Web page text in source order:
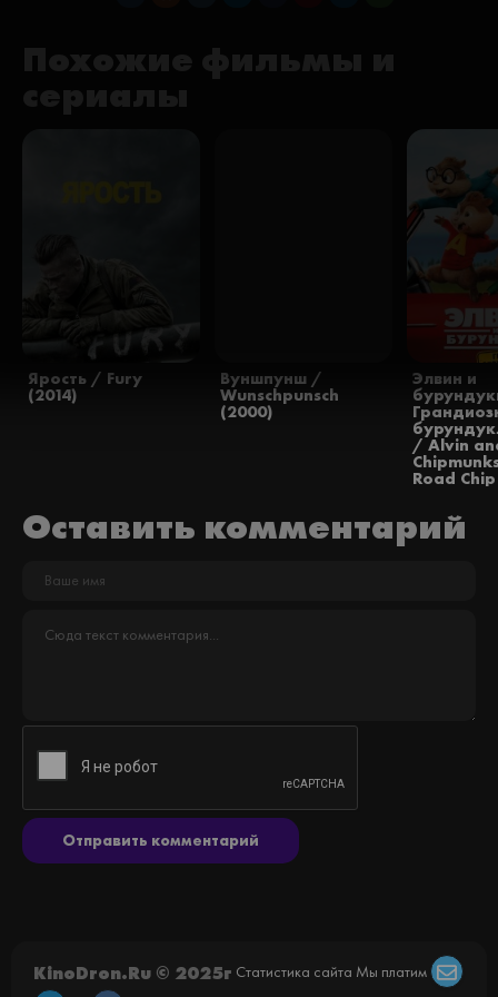
Ярость / Fury
(2014)
Вуншпунш /
Wunschpunsch
(2000)
Элвин и
/ Alvin
Road
Оставить комментарий
Отправить комментарий
KinoDron.Ru © 2025г Статистика сайта Мы платим